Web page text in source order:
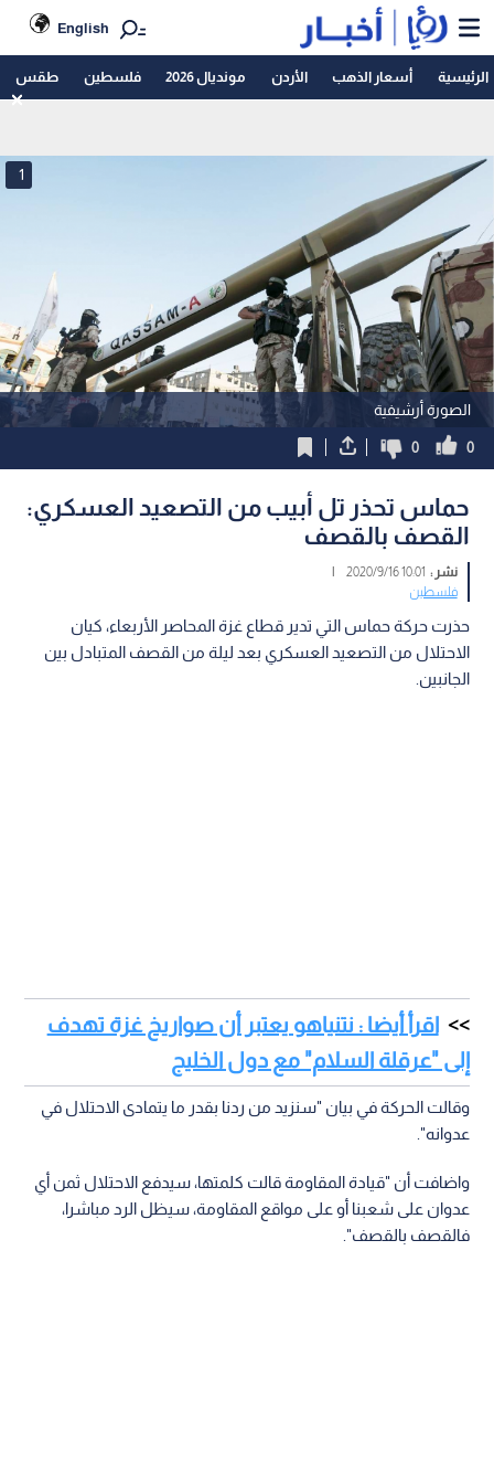
English
الرئيسية أسعار الذهب الأردن مونديال 2026 فلسطين طقس
الصورة أرشيفية
1
0
0
حماس تحذر تل أبيب من التصعيد العسكري:
القصف بالقصف
نشر : 10:01 2020/9/16
|
فلسطين
حذرت حركة حماس التي تدير قطاع غزة المحاصر الأربعاء، كيان
الاحتلال من التصعيد العسكري بعد ليلة من القصف المتبادل بين
الجانبين.
اقرأ أيضا : نتنياهو يعتبر أن صواريخ غزة تهدف
إلى "عرقلة السلام" مع دول الخليج
وقالت الحركة في بيان "سنزيد من ردنا بقدر ما يتمادى الاحتلال في
عدوانه".
واضافت أن "قيادة المقاومة قالت كلمتها، سيدفع الاحتلال ثمن أي
عدوان على شعبنا أو على مواقع المقاومة، سيظل الرد مباشرا،
فالقصف بالقصف".